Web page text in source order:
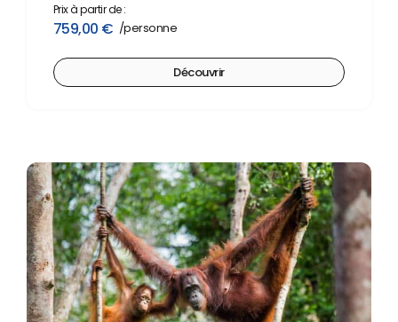
Prix à partir de :
759,00 €
Découvrir